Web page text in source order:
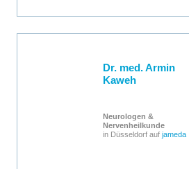
Dr. med. Armin
Kaweh
Neurologen &
Nervenheilkunde
in Düsseldorf auf jameda